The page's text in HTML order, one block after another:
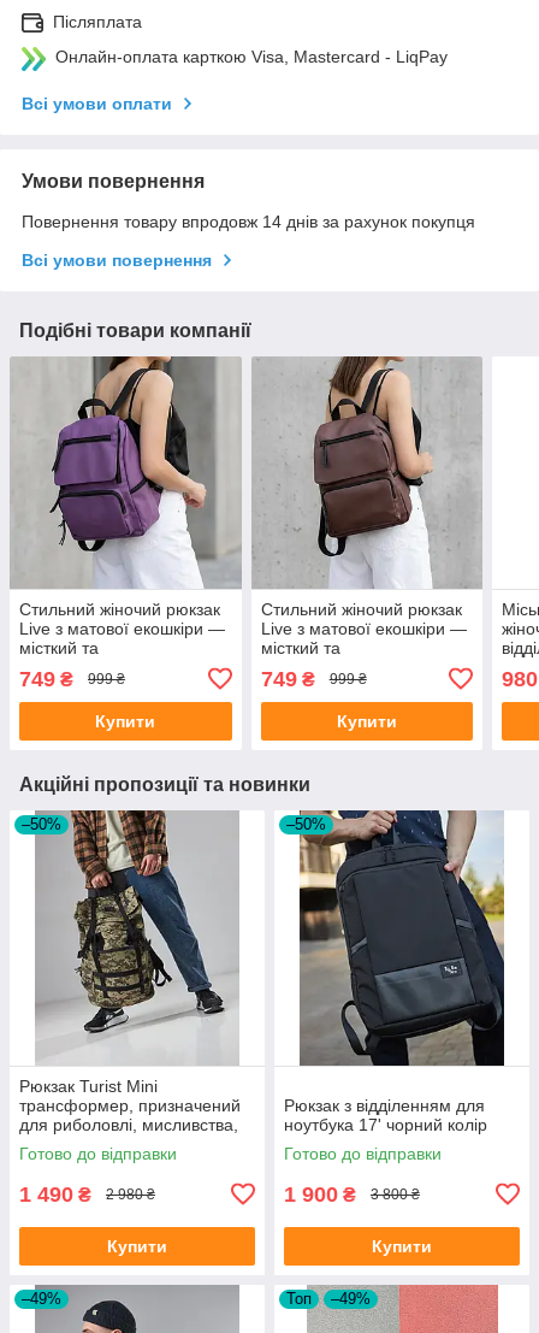
Післяплата
Онлайн-оплата карткою Visa, Mastercard - LiqPay
Всі умови оплати
Умови повернення
Повернення товару впродовж 14 днів за рахунок покупця
Всі умови повернення
Подібні товари компанії
Стильний жіночий рюкзак
Live з матової екошкіри —
місткий та
функціональний міський
аксесуар, фіолетовий
749 ₴ 999 ₴
Купити
Стильний жіночий рюкзак
Live з матової екошкіри —
місткий та
функціональний міський
аксесуар, коричневий
749₴ 999 ₴
Купити
980
Акційні пропозиції та новинки
–50%
Рюкзак Turist Mini
трансформер, призначений
для риболовлі, мисливства,
туризму, на 30-50л, колір
піксель
Готово до відправки
1 490 ₴ 2 980 ₴
Купити
–50%
Рюкзак з відділенням для
ноутбука 17' чорний колір
Готово до відправки
1 900 ₴ 3 800 ₴
Купити
–49% Топ –49%